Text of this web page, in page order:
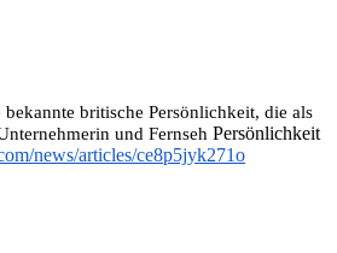
britische Persönlichkeit, die als
und Fernseh Persönlichkeit
news/articles/ce8p5jyk271o